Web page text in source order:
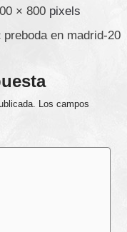
× 800pixels
preboda en madrid-20
Los campos